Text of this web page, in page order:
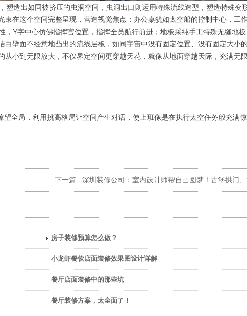
造出如同被挤压的虫洞空间，虫洞出口则运用特殊流线造型，塑造特殊变
在这个空间完整呈现，营造视觉焦点；办公桌犹如太空船的控制中心，工
，Y字中心仿佛指挥官位置，指挥全员航行前进；地板采纯手工特殊无缝地
壁面不经意地凸出的流线层板，如同宇宙中没有固定位置、没有固定大小
小到无限放大，不仅界定空间更穿越天花，就像从地面穿越天际，充满无
全局，利用挑高格局让空间产生对话，使上班像是在执行太空任务般充满
下一篇 :深圳装修公司：室内设计师帮自己圆梦！古堡拱门、复古花砖、手绘艺术打造原汁原味乡
房子装修预算怎么做？
小龙虾餐饮店面装修效果图设计详解
餐厅店面装修中的那些坑
餐厅装修方案，太全面了！